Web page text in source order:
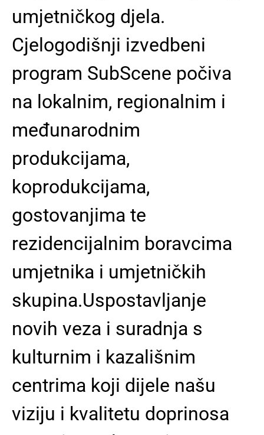
umjetničkog djela.
Cjelogodišnji izvedbeni
program SubScene počiva
na lokalnim, regionalnim i
međunarodnim
produkcijama,
koprodukcijama,
gostovanjima te
rezidencijalnim boravcima
umjetnika i umjetničkih
skupina.Uspostavljanje
novih veza i suradnja s
kulturnim i kazališnim
centrima koji dijele našu
viziju i kvalitetu doprinosa